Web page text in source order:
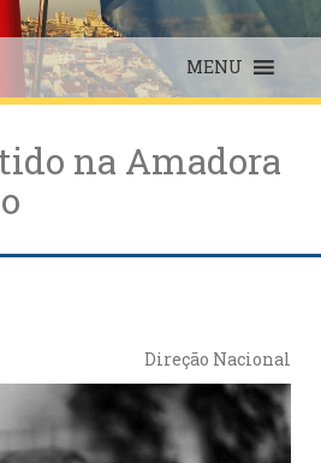
MENU
na Amadora
Direção Nacional